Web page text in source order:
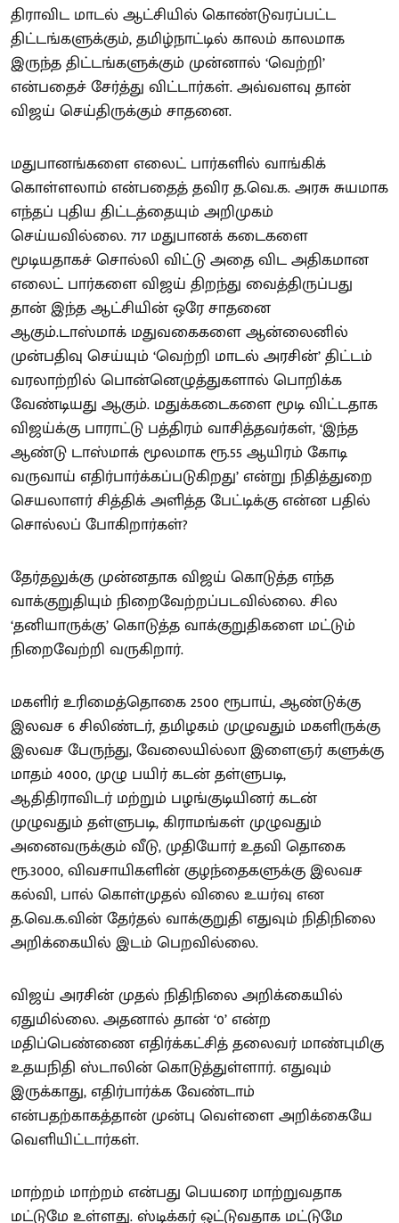
திராவிட மாடல் ஆட்சியில் கொண்டுவரப்பட்ட
திட்டங்களுக்கும், தமிழ்நாட்டில் காலம் காலமாக
இருந்த திட்டங்களுக்கும் முன்னால் ‘வெற்றி’
என்பதைச் சேர்த்து விட்டார்கள். அவ்வளவு தான்
விஜய் செய்திருக்கும் சாதனை.
மதுபானங்களை எலைட் பார்களில் வாங்கிக்
கொள்ளலாம் என்பதைத் தவிர த.வெ.க. அரசு சுயமாக
எந்தப் புதிய திட்டத்தையும் அறிமுகம்
செய்யவில்லை. 717 மதுபானக் கடைகளை
மூடியதாகச் சொல்லி விட்டு அதை விட அதிகமான
எலைட் பார்களை விஜய் திறந்து வைத்திருப்பது
தான் இந்த ஆட்சியின் ஒரே சாதனை
ஆகும்.டாஸ்மாக் மதுவகைகளை ஆன்லைனில்
முன்பதிவு செய்யும் ‘வெற்றி மாடல் அரசின்’ திட்டம்
வரலாற்றில் பொன்னெழுத்துகளால் பொறிக்க
வேண்டியது ஆகும். மதுக்கடைகளை மூடி விட்டதாக
விஜய்க்கு பாராட்டு பத்திரம் வாசித்தவர்கள், ‘இந்த
ஆண்டு டாஸ்மாக் மூலமாக ரூ.55 ஆயிரம் கோடி
வருவாய் எதிர்பார்க்கப்படுகிறது’ என்று நிதித்துறை
செயலாளர் சித்திக் அளித்த பேட்டிக்கு என்ன பதில்
சொல்லப் போகிறார்கள்?
தேர்தலுக்கு முன்னதாக விஜய் கொடுத்த எந்த
வாக்குறுதியும் நிறைவேற்றப்படவில்லை. சில
‘தனியாருக்கு’ கொடுத்த வாக்குறுதிகளை மட்டும்
நிறைவேற்றி வருகிறார்.
மகளிர் உரிமைத்தொகை 2500 ரூபாய், ஆண்டுக்கு
இலவச 6 சிலிண்டர், தமிழகம் முழுவதும் மகளிருக்கு
இலவச பேருந்து, வேலையில்லா இளைஞர் களுக்கு
மாதம் 4000, முழு பயிர் கடன் தள்ளுபடி,
ஆதிதிராவிடர் மற்றும் பழங்குடியினர் கடன்
முழுவதும் தள்ளுபடி, கிராமங்கள் முழுவதும்
அனைவருக்கும் வீடு, முதியோர் உதவி தொகை
ரூ.3000, விவசாயிகளின் குழந்தைகளுக்கு இலவச
கல்வி, பால் கொள்முதல் விலை உயர்வு என
த.வெ.க.வின் தேர்தல் வாக்குறுதி எதுவும் நிதிநிலை
அறிக்கையில் இடம் பெறவில்லை.
விஜய் அரசின் முதல் நிதிநிலை அறிக்கையில்
ஏதுமில்லை. அதனால் தான் ‘0’ என்ற
மதிப்பெண்ணை எதிர்க்கட்சித் தலைவர் மாண்புமிகு
உதயநிதி ஸ்டாலின் கொடுத்துள்ளார். எதுவும்
இருக்காது, எதிர்பார்க்க வேண்டாம்
என்பதற்காகத்தான் முன்பு வெள்ளை அறிக்கையே
வெளியிட்டார்கள்.
மாற்றம் மாற்றம் என்பது பெயரை மாற்றுவதாக
மட்டுமே உள்ளது. ஸ்டிக்கர் ஒட்டுவதாக மட்டுமே